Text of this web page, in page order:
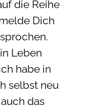
die Reihe
Dich
Leben
habe in
selbst neu
das